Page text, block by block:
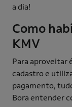
a dia!
Como
KMV
Para aproveitar
cadastro e
pagamento,
Bora entender